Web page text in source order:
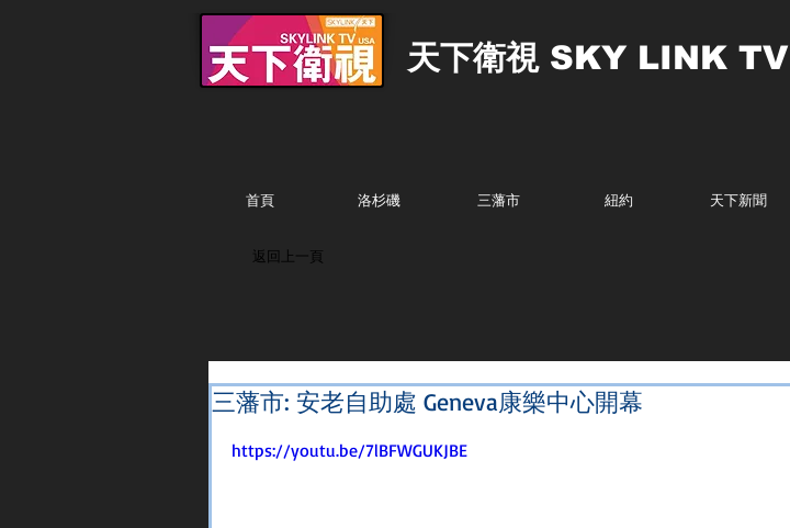
天下衛視SKY LINK TV
首頁 洛杉磯 三藩市 紐約 天下新聞
返回上一頁
三藩市: 安老自助處 Geneva康樂中心開幕
https://youtu.be/7lBFWGUKJBE